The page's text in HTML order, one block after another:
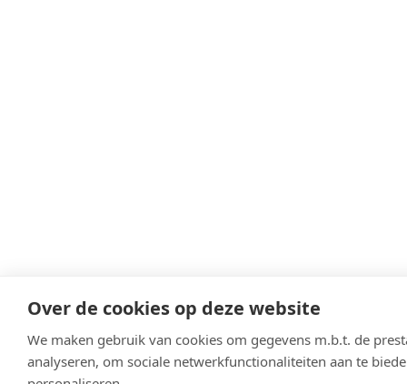
Over de cookies op deze website
We maken gebruik van cookies om gegevens m.b.t. de
analyseren, om sociale netwerkfunctionaliteiten aan te